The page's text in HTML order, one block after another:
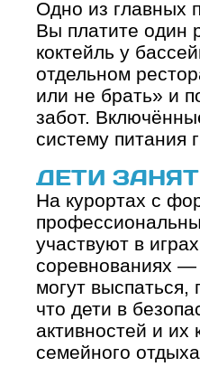
Одно из главных
Вы платите один
коктейль у
отдельном
или не брать» и
забот.
систему питания
ДЕТИ
На курортах с
участвуют в
соревнованиях
могут выспаться,
что дети в
активностей и
семейного